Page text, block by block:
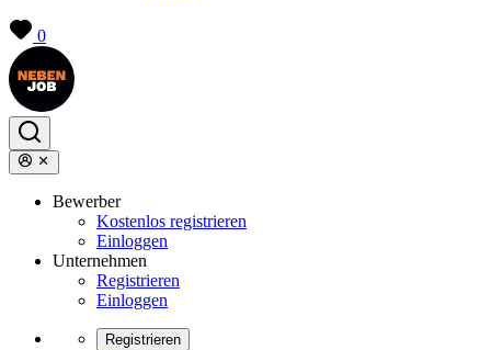
0
Bewerber
Kostenlos registrieren
Einloggen
Unternehmen
Registrieren
Einloggen
Registrieren